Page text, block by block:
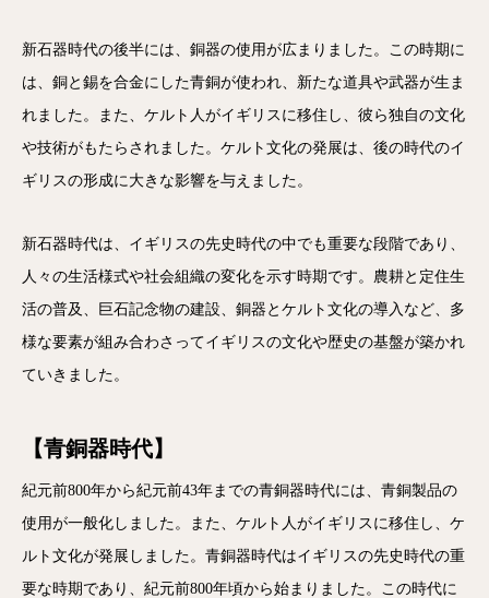
新石器時代の後半には、銅器の使用が広まりました。この時期に
は、銅と錫を合金にした青銅が使われ、新たな道具や武器が生ま
れました。また、ケルト人がイギリスに移住し、彼ら独自の文化
や技術がもたらされました。ケルト文化の発展は、後の時代のイ
ギリスの形成に大きな影響を与えました。
新石器時代は、イギリスの先史時代の中でも重要な段階であり、
人々の生活様式や社会組織の変化を示す時期です。農耕と定住生
活の普及、巨石記念物の建設、銅器とケルト文化の導入など、多
様な要素が組み合わさってイギリスの文化や歴史の基盤が築かれ
ていきました。
【青銅器時代】
紀元前800年から紀元前43年までの青銅器時代には、青銅製品の
使用が一般化しました。また、ケルト人がイギリスに移住し、ケ
ルト文化が発展しました。青銅器時代はイギリスの先史時代の重
要な時期であり、紀元前800年頃から始まりました。この時代に